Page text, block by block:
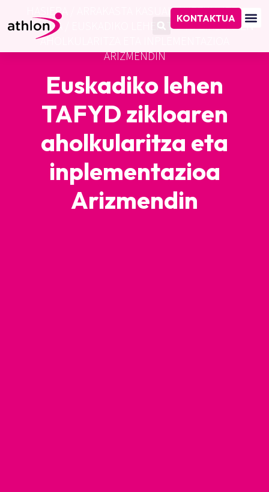
KONTAKTUA
HASIERA ARRAKASTA KASUAK/HEZKUNTZA
ARAUTUA
EUSKADIKO LEHEN TAFYD ZIKLOAREN
AHOLKULARITZA ETA INPLEMENTAZIOA
ARIZMENDIN
Euskadiko lehen
TAFYD zikloaren
aholkularitza eta
inplementazioa
Arizmendin